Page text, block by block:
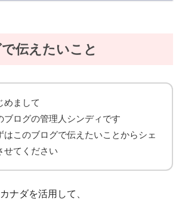
伝えたいこと
めまして
ブログの管理人シンディです
はこのブログで伝えたいことからシェ
せてください
ナダを活用して、